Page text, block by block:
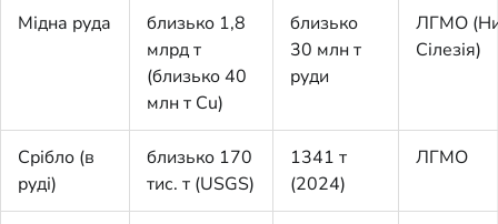
Мідна руда
близько 1,8
млрд т
(близько 40
млн т Cu)
близько
30 млн т
руди
ЛГМО
Сілезія)
Срібло (в
руді)
близько 170
тис. т (USGS)
1341 т
(2024)
ЛГМО